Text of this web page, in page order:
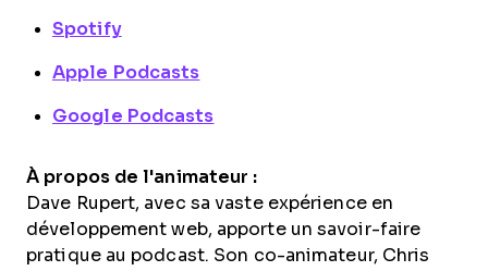
Spotify
Apple Podcasts
Google Podcasts
À propos de l'animateur :
Dave Rupert, avec sa vaste expérience en
développement web, apporte un savoir-faire
pratique au podcast. Son co-animateur, Chris